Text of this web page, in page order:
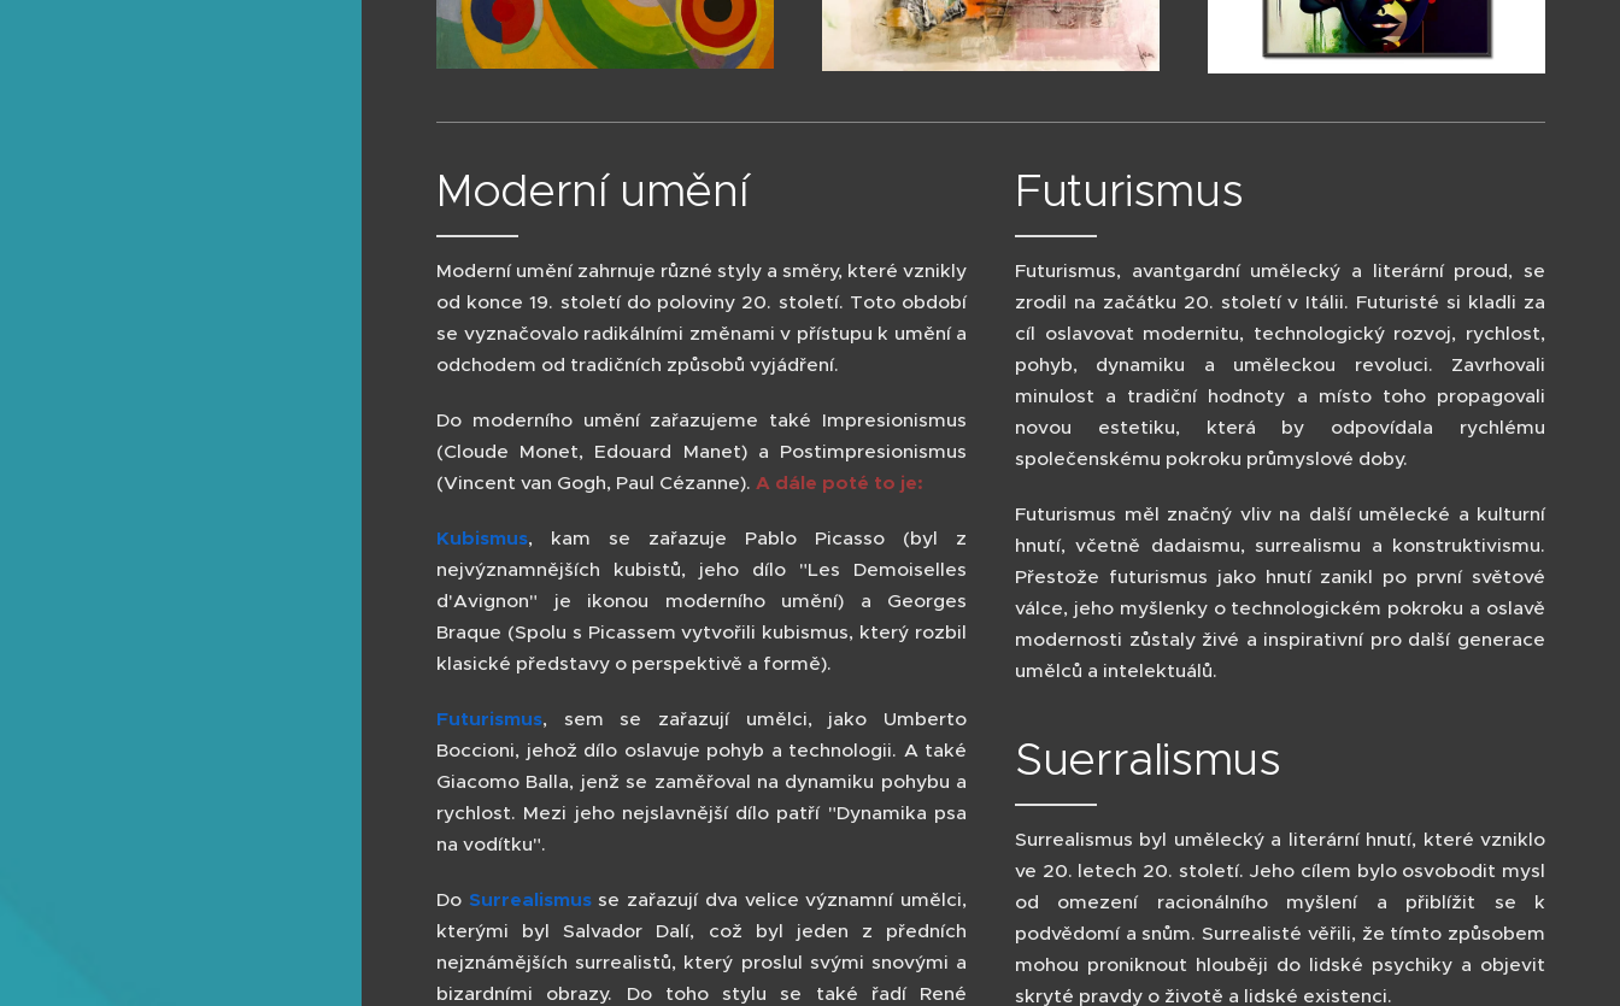
Moderní umění
Moderní umění zahrnuje různé styly a směry, které vznikly
od konce 19. století do poloviny 20. století. Toto období
se vyznačovalo radikálními změnami v přístupu k umění a
odchodem od tradičních způsobů vyjádření.
Do moderního umění zařazujeme také Impresionismus
(Cloude Monet, Edouard Manet) a Postimpresionismus
(Vincent van Gogh, Paul Cézanne). A dále poté to je:
Kubismus, kam se zařazuje Pablo Picasso (byl z
nejvýznamnějších kubistů, jeho dílo "Les Demoiselles
d'Avignon" je ikonou moderního umění) a Georges
Braque (Spolu s Picassem vytvořili kubismus, který rozbil
klasické představy o perspektivě a formě).
Futurismus, sem se zařazují umělci, jako Umberto
Boccioni, jehož dílo oslavuje pohyb a technologii. A také
Giacomo Balla, jenž se zaměřoval na dynamiku pohybu a
rychlost. Mezi jeho nejslavnější dílo patří "Dynamika psa
na vodítku".
Do Surrealismusse zařazují dva velice významní umělci,
kterými byl Salvador Dalí, což byl jeden z předních
nejznámějších surrealistů, který proslul svými snovými a
bizardními obrazy. Do toho stylu se také řadí René
Futurismus
Futurismus, avantgardní umělecký a literární proud, se
zrodil na začátku 20. století v Itálii. Futuristé si kladli za
cíl oslavovat modernitu, technologický rozvoj, rychlost,
pohyb, dynamiku a uměleckou revoluci. Zavrhovali
minulost a tradiční hodnoty a místo toho propagovali
novou estetiku, která by odpovídala rychlému
společenskému pokroku průmyslové doby.
Futurismus měl značný vliv na další umělecké a kulturní
hnutí, včetně dadaismu, surrealismu a konstruktivismu.
Přestože futurismus jako hnutí zanikl po první světové
válce, jeho myšlenky o technologickém pokroku a oslavě
modernosti zůstaly živé a inspirativní pro další generace
umělců a intelektuálů.
Suerralismus
Surrealismus byl umělecký a literární hnutí, které vzniklo
ve 20. letech 20. století. Jeho cílem bylo osvobodit mysl
od omezení racionálního myšlení a přiblížit se k
podvědomí a snům. Surrealisté věřili, že tímto způsobem
mohou proniknout hlouběji do lidské psychiky a objevit
skryté pravdy o životě a lidské existenci.